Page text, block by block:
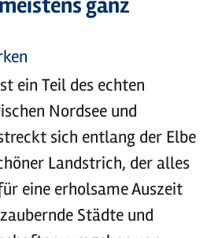
ganz
ein Teil des echten
Nordsee und
sich entlang der Elbe
Landstrich, der alles
eine erholsame Auszeit
Städte und